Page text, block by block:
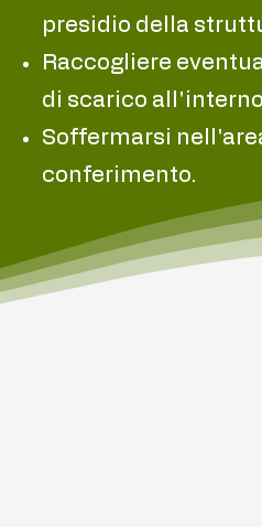
presidio della
Raccogliere
di scarico
Soffermarsi
conferimento.